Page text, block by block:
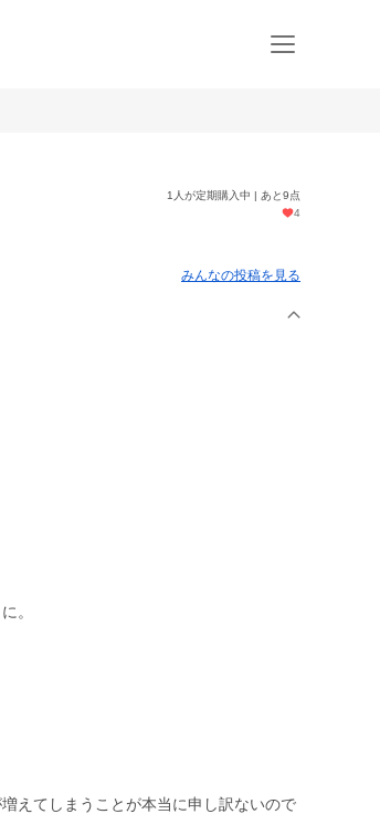
1人が定期購入中 | あと9点
4
みんなの投稿を見る
。
えてしまうことが本当に申し訳ないので